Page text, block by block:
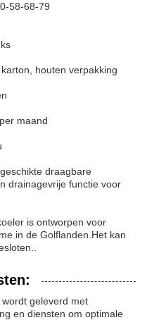
58-68-79
houten verpakking
maand
draagbare
drainagevrije functie voor
is ontworpen voor
in de Golflanden.Het kan
geleverd met
en diensten om optimale